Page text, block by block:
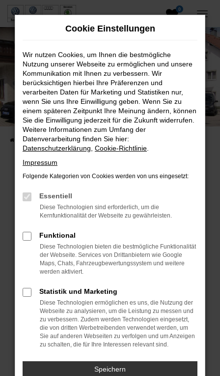
Zum
0
Neuwagen und Gebrauchtwagen
VW, VW Nutzfahrzeuge, Audi & Skoda
Startseite Fahrzeuge Fahrzeugsuche
Beim Laden ist ein Fehler aufgetreten.
Hier sind ein paar Tipps, die dir helfen können:
Überprüfe deine Firewall und deine
Internetverbindung.
Laden andere Webseiten, zum Beispiel deine
Suchmaschine?
Manche Erweiterungen, wie Werbeblocker,
können das Laden bestimmter Seiten
verhindern. Funktioniert die Seite in einem
anderen Browser oder in einem privaten
Fenster?
Starte dein Gerät neu.
Das kann manchmal helfen, vorübergehende
Probleme zu beheben.
Cookie Einstellungen
Wir nutzen Cookies, um Ihnen die bestmögliche
Nutzung unserer Webseite zu ermöglichen und unsere
Kommunikation mit Ihnen zu verbessern. Wir
berücksichtigen hierbei Ihre Präferenzen und
verarbeiten Daten für Marketing und Statistiken nur,
wenn Sie uns Ihre Einwilligung geben. Wenn Sie zu
einem späteren Zeitpunkt Ihre Meinung ändern, können
Sie die Einwilligung jederzeit für die Zukunft widerrufen.
Weitere Informationen zum Umfang der
Datenverarbeitung finden Sie hier:
Datenschutzerklärung Cookie-Richtlinie
Impressum
Folgende Kategorien von Cookies werden von uns eingesetzt:
Essentiell
Diese Technologien sind erforderlich, um die
Kernfunktionalität der Webseite zu gewährleisten.
Funktional
Diese Technologien bieten die bestmögliche Funktionalität
der Webseite. Services von Drittanbietern wie Google
Maps, Chats, Fahrzeugbewertungssystem und weitere
werden aktiviert.
Statistik und Marketing
Diese Technologien ermöglichen es uns, die Nutzung der
Webseite zu analysieren, um die Leistung zu messen und
zu verbessern. Zudem werden Technologien eingesetzt,
die von dritten Werbetreibenden verwendet werden, um
Sie auf anderen Webseiten zu verfolgen und um Anzeigen
zu schalten, die für Ihre Interessen relevant sind.
Speichern